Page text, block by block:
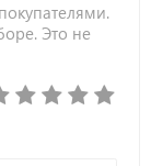
Это не